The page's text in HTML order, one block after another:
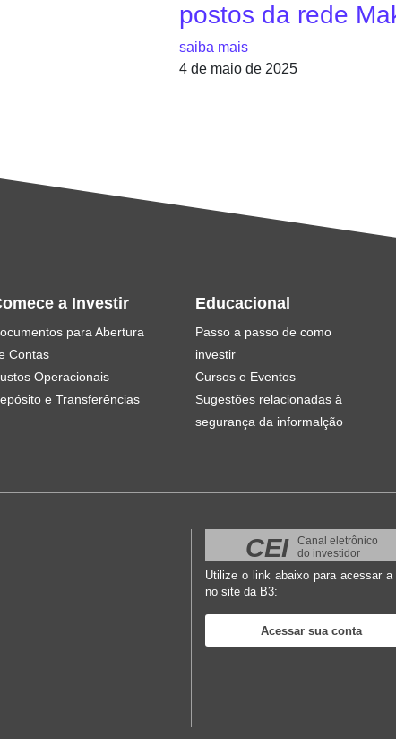
postos da rede
saiba mais
4 de maio de 2025
a Investir
para Abertura
Contas
Operacionais
e Transferências
Educacional
Passo a passo de como
investir
Cursos e Eventos
Sugestões relacionadas à
segurança da informalção
CEI
Canal eletrônico
do investidor
Utilize o link abaixo para acessar
no site da B3:
Acessar sua conta